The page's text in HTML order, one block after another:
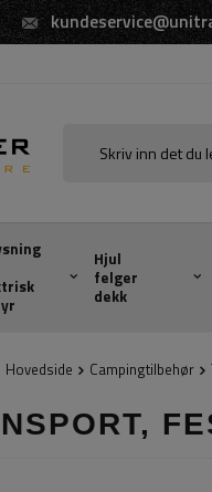
Hjul
felger
dekk
Hovedside Campingtilbehør